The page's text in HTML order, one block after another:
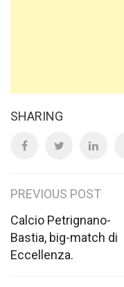
SHARING
Post
navigation
PREVIOUS POST
Calcio Petrignano-
Bastia, big-match di
Eccellenza.